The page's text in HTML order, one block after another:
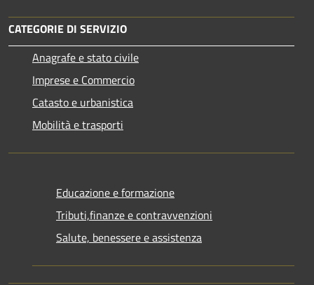
CATEGORIE DI SERVIZIO
Anagrafe e stato civile
Imprese e Commercio
Catasto e urbanistica
Mobilità e trasporti
Educazione e formazione
Tributi,finanze e contravvenzioni
Salute, benessere e assistenza